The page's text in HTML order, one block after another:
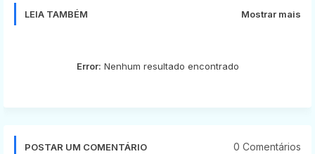
LEIA TAMBÉM Mostrar mais
Error: Nenhum resultado encontrado
POSTAR UM COMENTÁRIO 0 Comentários